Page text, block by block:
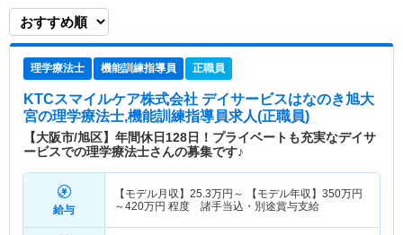
理学療法士 機能訓練指導員 正職員
KTCスマイルケア株式会社 デイサービスはなのき旭大
宮の理学療法士,機能訓練指導員求人(正職員)
【大阪市/旭区】年間休日128日！プライベートも充実なデイサ
ービスでの理学療法士さんの募集です♪
給与
【モデル月収】 25.3万円～ 【モデル年収】 350万円
～420万円 程度 諸手当込・別途賞与支給